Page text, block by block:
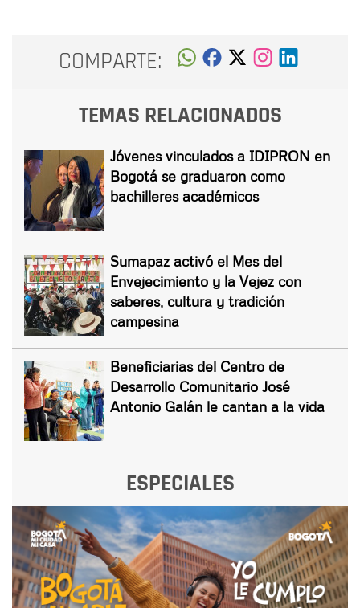
COMPARTE:
TEMAS RELACIONADOS
Jóvenes vinculados a IDIPRON en
Bogotá se graduaron como
bachilleres académicos
Sumapaz activó el Mes del
Envejecimiento y la Vejez con
saberes, cultura y tradición
campesina
Beneficiarias del Centro de
Desarrollo Comunitario José
Antonio Galán le cantan a la vida
ESPECIALES